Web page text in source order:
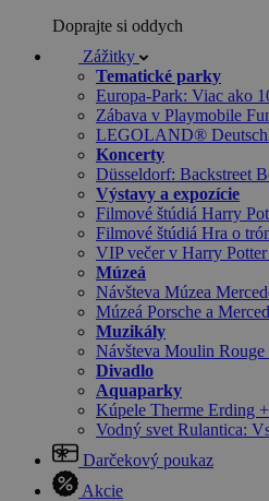
Doprajte si oddych
Zážitky
Tematické parky
Europa-Park: Viac ako
Zábava v Playmobile
LEGOLAND®
Koncerty
Düsseldorf: Backstreet
Výstavy a expozície
Filmové štúdiá Harry
Filmové štúdiá Hra o
VIP večer v Harry
Múzeá
Návšteva Múzea
Múzeá Porsche a
Muzikály
Návšteva Moulin
Divadlo
Aquaparky
Kúpele Therme Erding
Vodný svet Rulantica:
Darčekový poukaz
Akcie